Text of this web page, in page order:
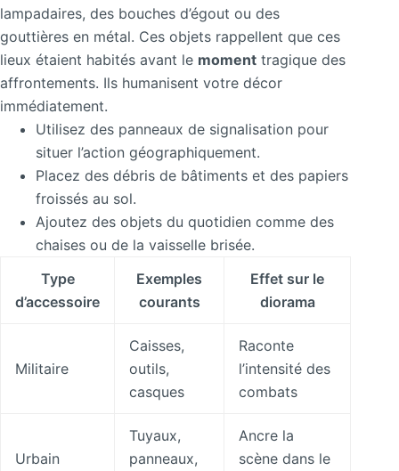
lampadaires, des bouches d’égout ou des
gouttières en métal. Ces objets rappellent que ces
lieux étaient habités avant le moment tragique des
affrontements. Ils humanisent votre décor
immédiatement.
Utilisez des panneaux de signalisation pour
situer l’action géographiquement.
Placez des débris de bâtiments et des papiers
froissés au sol.
Ajoutez des objets du quotidien comme des
chaises ou de la vaisselle brisée.
Type
d’accessoire
Exemples
courants
Effet sur le
diorama
Militaire
Caisses,
outils,
casques
Raconte
l’intensité des
combats
Urbain
Tuyaux,
panneaux,
Ancre la
scène dans le